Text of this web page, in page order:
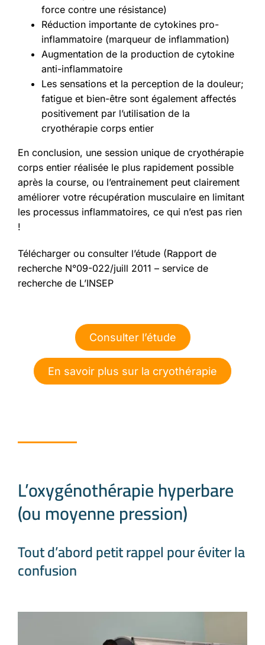
force contre une résistance)
Réduction importante de cytokines pro-
inflammatoire (marqueur de inflammation)
Augmentation de la production de cytokine
anti-inflammatoire
Les sensations et la perception de la douleur;
fatigue et bien-être sont également affectés
positivement par l’utilisation de la
cryothérapie corps entier
En conclusion, une session unique de cryothérapie
corps entier réalisée le plus rapidement possible
après la course, ou l’entrainement peut clairement
améliorer votre récupération musculaire en limitant
les processus inflammatoires, ce qui n’est pas rien
!
Télécharger ou consulter l’étude (Rapport de
recherche N°09-022/juill 2011 – service de
recherche de L’INSEP
Consulter l’étude
En savoir plus sur la cryothérapie
L’oxygénothérapie hyperbare
(ou moyenne pression)
Tout d’abord petit rappel pour éviter la
confusion